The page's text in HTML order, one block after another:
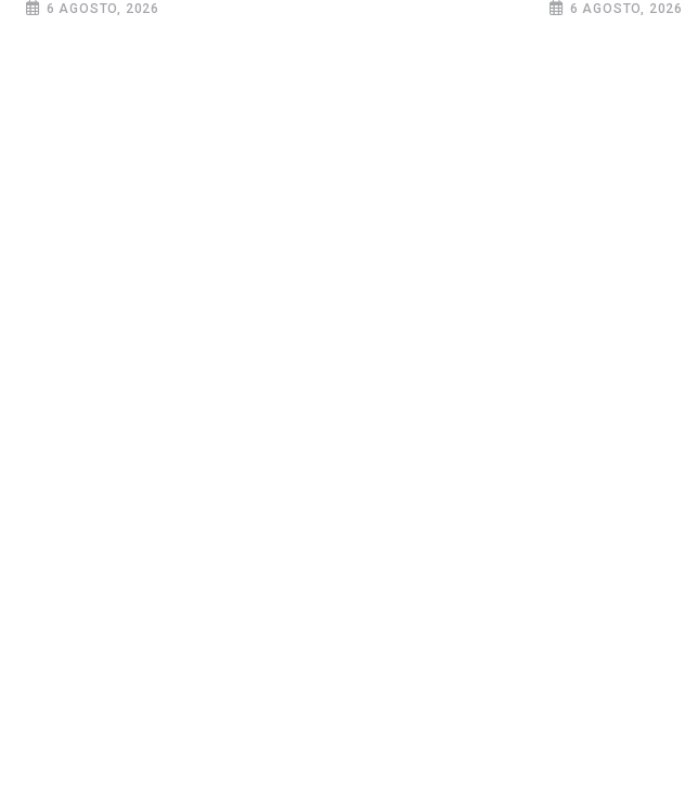
6 AGOSTO, 2026 6 AGOSTO, 2026